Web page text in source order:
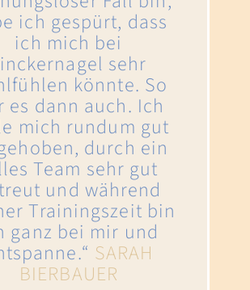
ich gespürt, dass
ich mich bei
sehr
könnte. So
es dann auch. Ich
mich rundum gut
durch ein
Team sehr gut
und während
Trainingszeit bin
ganz bei mir und
SARAH
BIERBAUER